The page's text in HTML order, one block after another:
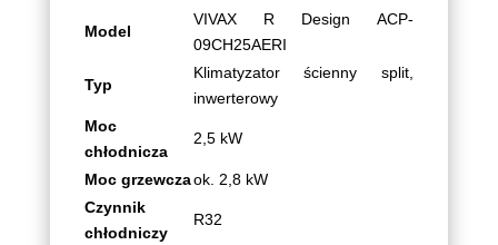
Model
VIVAX R Design ACP-
09CH25AERI
Typ
Klimatyzator ścienny split,
inwerterowy
Moc
chłodnicza
2,5 kW
Moc grzewczaok. 2,8 kW
Czynnik
chłodniczy
R32